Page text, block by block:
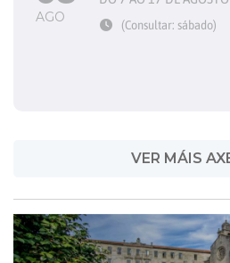
AGO (Consultar: sábado)
VER MÁIS